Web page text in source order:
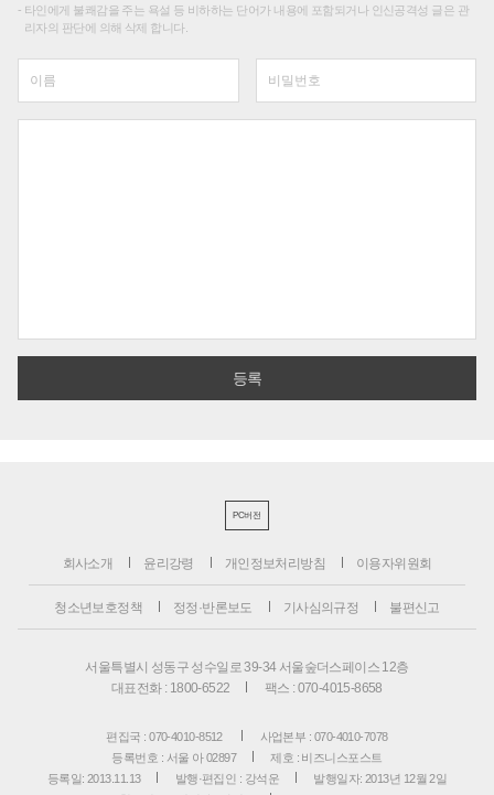
타인에게 불쾌감을 주는 욕설 등 비하하는 단어가 내용에 포함되거나 인신공격성 글은 관
리자의 판단에 의해 삭제 합니다.
PC버전
회사소개 윤리강령 개인정보처리방침 이용자위원회
청소년보호정책 정정·반론보도 기사심의규정 불편신고
서울특별시 성동구 성수일로 39-34 서울숲더스페이스 12층
대표전화 : 1800-6522
팩스 : 070-4015-8658
편집국 : 070-4010-8512
사업본부 : 070-4010-7078
등록번호 : 서울 아 02897
제호 : 비즈니스포스트
등록일: 2013.11.13
발행·편집인 : 강석운
발행일자: 2013년 12월 2일